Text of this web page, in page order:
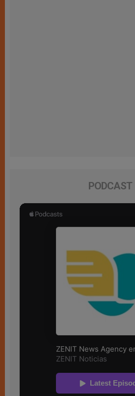
PODCAST